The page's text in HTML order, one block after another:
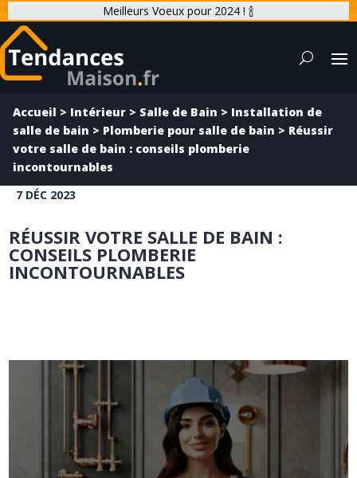
Meilleurs Voeux pour 2024 ! 🍾
Accueil > Intérieur > Salle de Bain > Installation de
salle de bain > Plomberie pour salle de bain > Réussir
votre salle de bain : conseils plomberie
incontournables
7 DÉC 2023
RÉUSSIR VOTRE SALLE DE BAIN :
CONSEILS PLOMBERIE
INCONTOURNABLES